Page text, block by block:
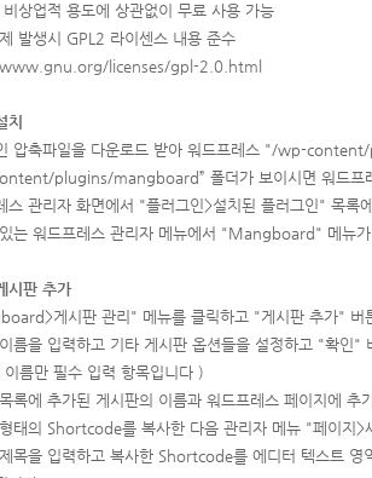
상업적 용도에 상관없이 무료 사용 가능
발생시 GPL2 라이센스 내용 준수
licenses/gpl-2.0.html
치
압축파일을 다운로드 받아 워드프레스 "/wp-
plugins/mangboard” 폴더가 보이시면 워드프
스 관리자 화면에서 "플러그인>설치된 플러그인" 목
는 워드프레스 관리자 메뉴에서 "Mangboard" 메뉴
시판 추가
게시판 관리" 메뉴를 클릭하고 "게시판 추가" 버
름을 입력하고 기타 게시판 옵션들을 설정하고 "확인"
름만 필수 입력 항목입니다 )
록에 추가된 게시판의 이름과 워드프레스 페이지에
태의 Shortcode를 복사한 다음 관리자 메뉴 "페이지>
목을 입력하고 복사한 Shortcode를 에디터 텍스트 영